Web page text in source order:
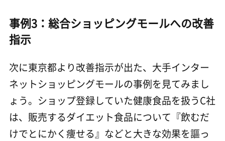
事例3：総合ショッピングモールへの改善
指示
次に東京都より改善指示が出た、大手インター
ネットショッピングモールの事例を見てみまし
ょう。ショップ登録していた健康食品を扱うC社
は、販売するダイエット食品について『飲むだ
けでとにかく痩せる』などと大きな効果を謳っ